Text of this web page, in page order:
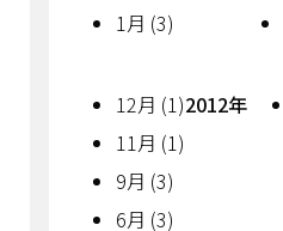
1月 (3)
12月 (1)
11月 (1)
9月 (3)
6月 (3)
2012年